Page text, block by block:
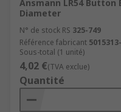
Ansmann LR54 Button
Diameter
N° de stock RS 325-749
Référence fabricant
Sous-total (1 unité)
4,02 €(TVA exclue)
Quantité